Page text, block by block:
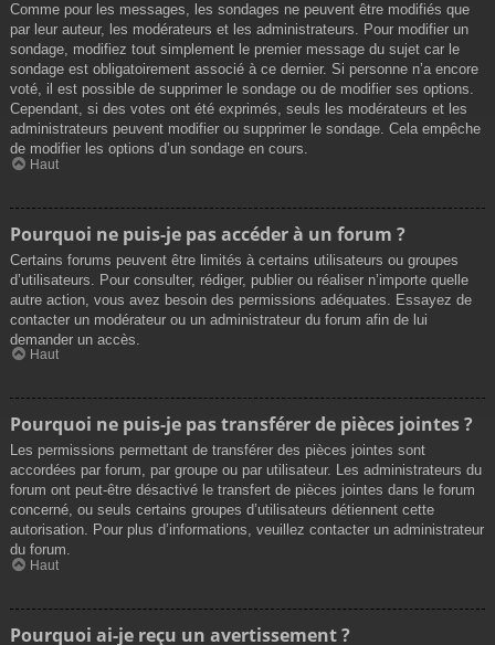
Comme pour les messages, les sondages ne peuvent être modifiés que
par leur auteur, les modérateurs et les administrateurs. Pour modifier un
sondage, modifiez tout simplement le premier message du sujet car le
sondage est obligatoirement associé à ce dernier. Si personne n’a encore
voté, il est possible de supprimer le sondage ou de modifier ses options.
Cependant, si des votes ont été exprimés, seuls les modérateurs et les
administrateurs peuvent modifier ou supprimer le sondage. Cela empêche
de modifier les options d’un sondage en cours.
Haut
Pourquoi ne puis-je pas accéder à un forum ?
Certains forums peuvent être limités à certains utilisateurs ou groupes
d’utilisateurs. Pour consulter, rédiger, publier ou réaliser n’importe quelle
autre action, vous avez besoin des permissions adéquates. Essayez de
contacter un modérateur ou un administrateur du forum afin de lui
demander un accès.
Haut
Pourquoi ne puis-je pas transférer de pièces jointes ?
Les permissions permettant de transférer des pièces jointes sont
accordées par forum, par groupe ou par utilisateur. Les administrateurs du
forum ont peut-être désactivé le transfert de pièces jointes dans le forum
concerné, ou seuls certains groupes d’utilisateurs détiennent cette
autorisation. Pour plus d’informations, veuillez contacter un administrateur
du forum.
Haut
Pourquoi ai-je reçu un avertissement ?